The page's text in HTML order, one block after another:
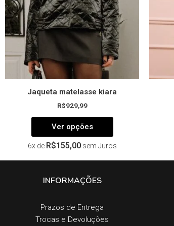
Jaqueta matelasse kiara
R$929,99
Ver opções
ser
escolhidas
na
página
do
produto
6x de R$155,00 sem Juros
INFORMAÇÕES
Prazos de Entrega​
Trocas e Devoluções​